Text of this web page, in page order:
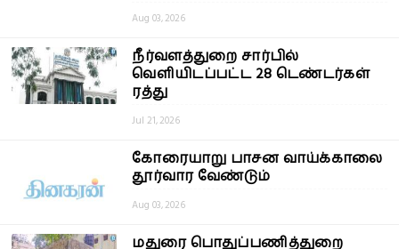
Aug 03, 2026
நீர்வளத்துறை சார்பில்
வெளியிடப்பட்ட 28 டெண்டர்கள்
ரத்து
Jul 21, 2026
கோரையாறு பாசன வாய்க்காலை
தூர்வார வேண்டும்
Aug 03, 2026
மதுரை பொதுப்பணித்துறை